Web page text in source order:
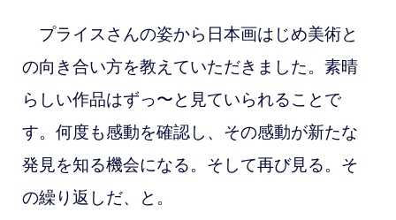
プライスさんの姿から日本画はじめ美術と
の向き合い方を教えていただきました。素晴
らしい作品はずっ〜と見ていられることで
す。何度も感動を確認し、その感動が新たな
発見を知る機会になる。そして再び見る。そ
の繰り返しだ、と。